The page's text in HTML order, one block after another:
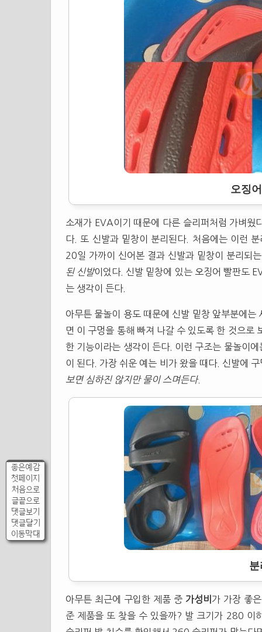
좋은예감
첫페이지
처음으로
글끝으로
댓글보기
댓글달기
이동막대
오징
소재가 EVA이기 때문에 다른 슬리퍼 처럼 가벼웠
다. 또 신발과 밑창이 분리된다. 처음에는 이런
20일 가까이 신어본 결과 신발과 밑창이 분리되
된 신발이었다. 신발 밑창에 있는 오징어 빨판도
는 생각이 든다.
아무튼 물놀이 용도 때문에 신발 밑창 앞부분에
면 이 구멍을 통해 빠져 나갈 수 있도록 한 것으로
한 기능이라는 생각이 든다. 이런 구조는 물놀이
이 된다. 가장 쉬운 예는 비가 왔을 때다. 신발에
보면 심하진 않지만 물이 스며든다.
아무튼 최근에 구입한 제품 중 가성비 가 가장 좋
준 제품을 또 찾을 수 있을까? 발 크기가 280 이